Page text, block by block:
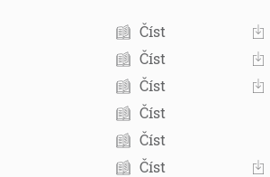
Číst
Číst
Číst
Číst
Číst
Číst